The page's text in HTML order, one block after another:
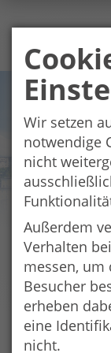
Landrat
Meindl,
Salzburg –
Wir setzen
notwendige
nicht
Außerdem
Verhalten
messen, um
Besucher
erheben
eine
nicht.